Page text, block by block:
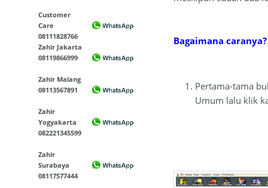
Customer
Care
08111828766
Zahir Jakarta
08119866999
Zahir Malang
08113567891
Zahir
Yogyakarta
082221345599
Zahir
Surabaya
08117577444
Bagaimana caranya?
Pertama-tama
Umum lalu klik